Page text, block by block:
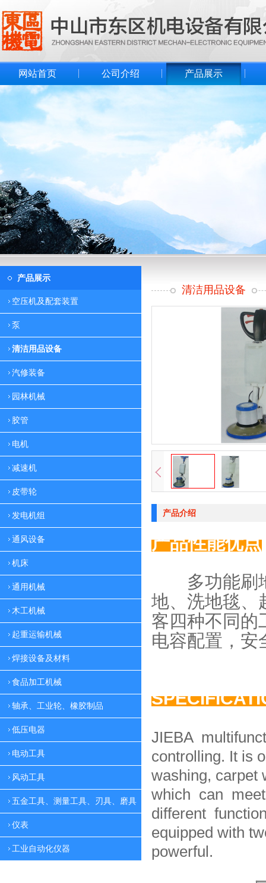
网站首页 公司介绍 产品展示
产品展示
空压机及配套装置
泵
清洁用品设备
汽修装备
园林机械
胶管
电机
减速机
皮带轮
发电机组
通风设备
机床
通用机械
木工机械
起重运输机械
焊接设备及材料
食品加工机械
轴承、工业轮、橡胶制品
低压电器
电动工具
风动工具
五金工具、测量工具、刃具、磨具
仪表
工业自动化仪器
清洁用品设备
产品介绍
产品性能优点
多功能刷地
地、 洗地毯、
客四种不同的
电容配置， 安
JIEBA
controlling. It is
washing, carpet
which can
different
equipped with
powerful.